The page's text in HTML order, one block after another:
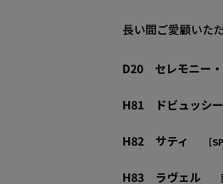
長い間ご愛顧いた
D20 セレモニー
H81 ドビュッシ
H82 サティ ［
H83 ラヴェル